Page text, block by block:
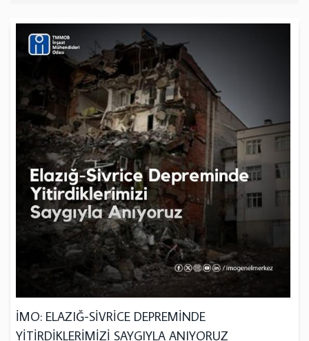
İMO: ELAZIĞ-SİVRİCE DEPREMİNDE
YİTİRDİKLERİMİZİ SAYGIYLA ANIYORUZ